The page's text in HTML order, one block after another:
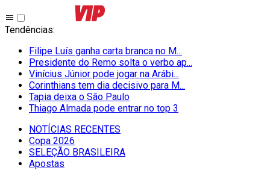
Tendências:
Filipe Luís ganha carta branca no M...
Presidente do Remo solta o verbo ap...
Vinícius Júnior pode jogar na Arábi...
Corinthians tem dia decisivo para M...
Tapia deixa o São Paulo
Thiago Almada pode entrar no top 3
NOTÍCIAS RECENTES
Copa 2026
SELEÇÃO BRASILEIRA
Apostas